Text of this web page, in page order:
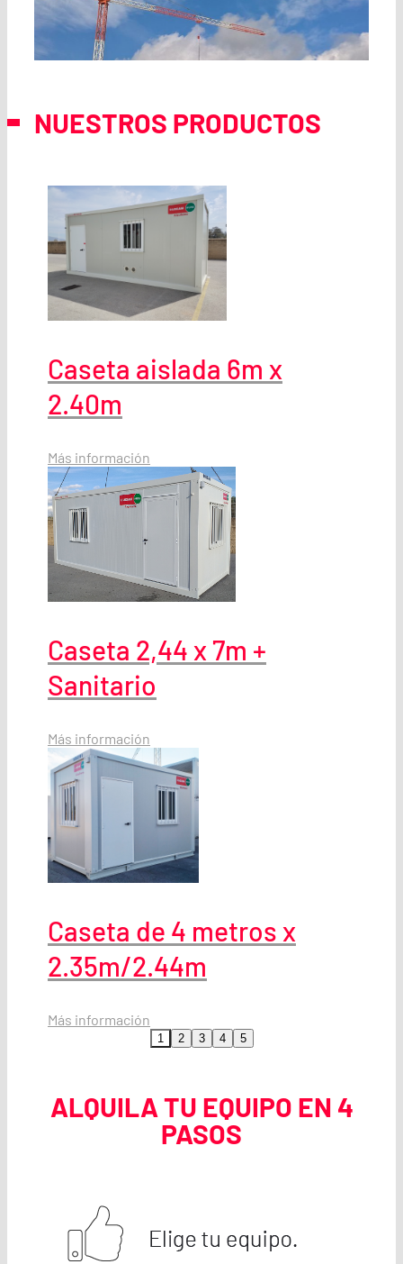
NUESTROS PRODUCTOS
Caseta aislada 6m x
2.40m
Más información
Caseta 2,44 x 7m +
Sanitario
Más información
Caseta de 4 metros x
2.35m/2.44m
Más información
1 2 3 4 5
ALQUILA TU EQUIPO EN 4
PASOS